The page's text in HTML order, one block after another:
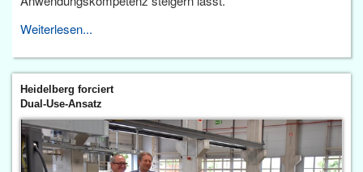
Weiterlesen...
Heidelberg forciert
Dual-Use-Ansatz